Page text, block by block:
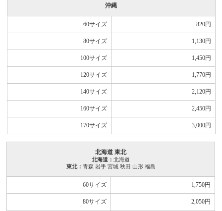
沖縄
60サイズ 820円
80サイズ 1,130円
100サイズ 1,450円
120サイズ 1,770円
140サイズ 2,120円
160サイズ 2,450円
170サイズ 3,000円
北海道 東北
北海道：北海道
東北： 青森 岩手 宮城 秋田 山形 福島
60サイズ 1,750円
80サイズ 2,050円